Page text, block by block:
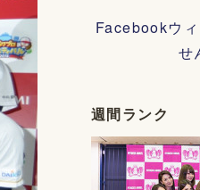
Facebookウ
せ
週間ランク